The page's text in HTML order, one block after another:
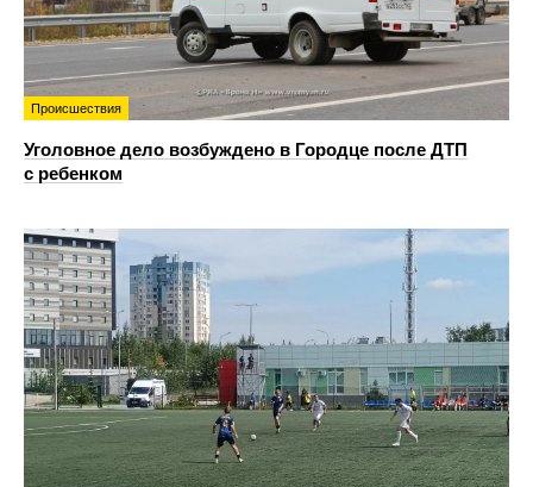
Происшествия
Уголовное дело возбуждено в Городце после ДТП
с ребенком